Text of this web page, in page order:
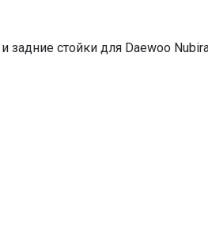
задние стойки для Daewoo